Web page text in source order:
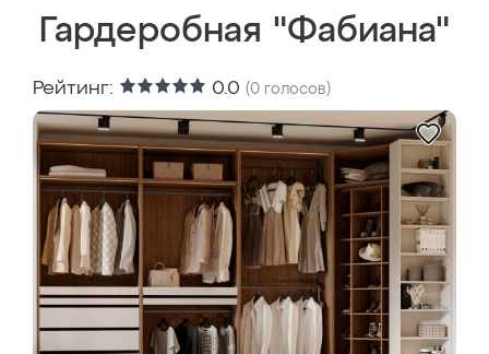
Гардеробная "Фабиана"
Рейтинг: 0.0 (0 голосов)